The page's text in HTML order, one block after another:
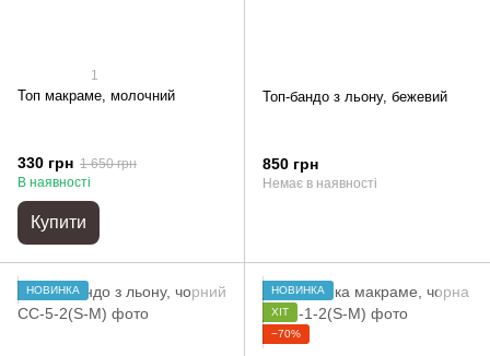
1
Топ макраме, молочний
330 грн 1 650 грн
В наявності
Купити
Топ-бандо з льону, бежевий
850 грн
Немає в наявності
НОВИНКА
НОВИНКА
ХІТ
−70%